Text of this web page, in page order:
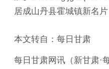
居成山丹县霍城镇新名片
本文转自：每日甘肃
每日甘肃网讯（新甘肃·